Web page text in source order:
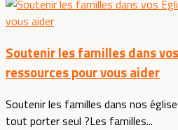
Soutenir les familles dans
ressources pour vous aider
Soutenir les familles dans nos
tout porter seul ?Les familles...